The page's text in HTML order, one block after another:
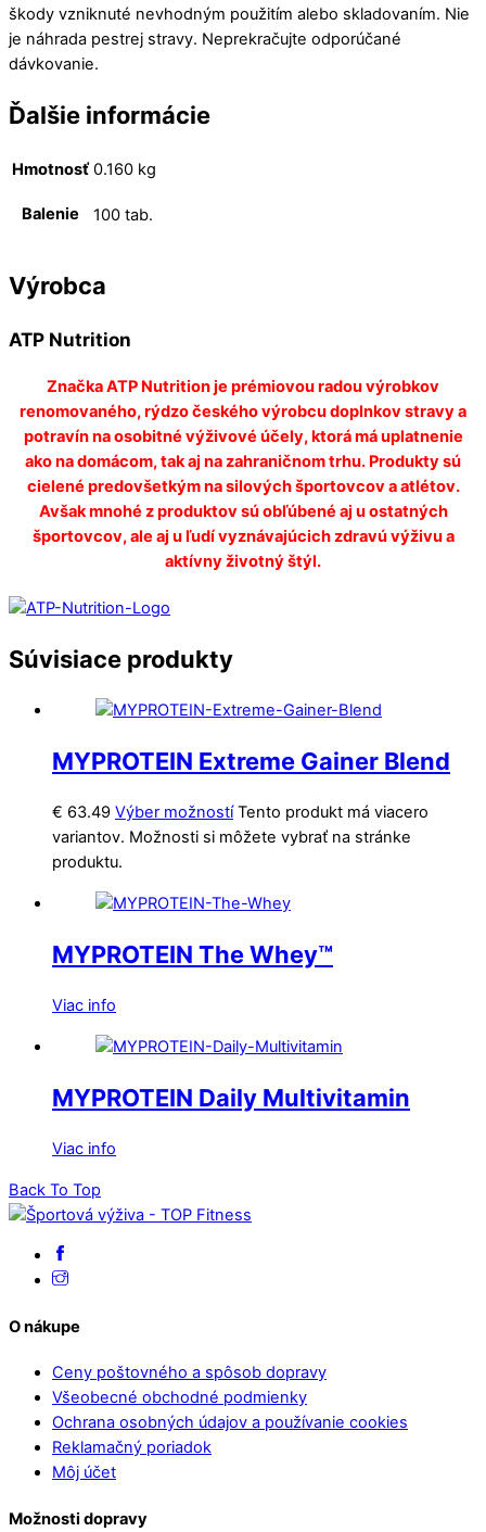
škody vzniknuté nevhodným použitím alebo skladovaním. Nie
je náhrada pestrej stravy. Neprekračujte odporúčané
dávkovanie.
Ďalšie informácie
Hmotnosť 0.160 kg
Balenie 100 tab.
Výrobca
ATP Nutrition
Značka ATP Nutrition je prémiovou radou výrobkov
renomovaného, ​​rýdzo českého výrobcu doplnkov stravy a
potravín na osobitné výživové účely, ktorá má uplatnenie
ako na domácom, tak aj na zahraničnom trhu. Produkty sú
cielené predovšetkým na silových športovcov a atlétov.
Avšak mnohé z produktov sú obľúbené aj u ostatných
športovcov, ale aj u ľudí vyznávajúcich zdravú výživu a
aktívny životný štýl.
Súvisiace produkty
MYPROTEIN Extreme Gainer Blend
€ 63.49 Výber možností Tento produkt má viacero
variantov. Možnosti si môžete vybrať na stránke
produktu.
MYPROTEIN The Whey™
Viac info
MYPROTEIN Daily Multivitamin
Viac info
Back To Top
O nákupe
Ceny poštovného a spôsob dopravy
Všeobecné obchodné podmienky
Ochrana osobných údajov a používanie cookies
Reklamačný poriadok
Môj účet
Možnosti dopravy